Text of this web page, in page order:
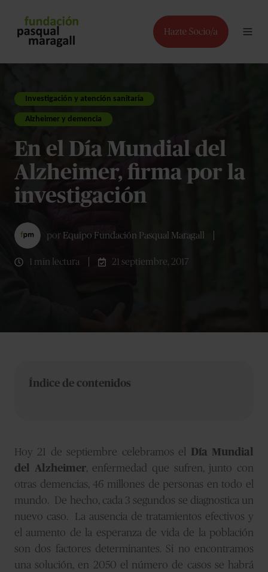
Investigación y atención sanitaria
Alzheimer y demencia
En el Día Mundial del
Alzheimer, firma por la
investigación
por Equipo Fundación Pasqual Maragall
1 min lectura 21 septiembre, 2017
Índice de contenidos
Hoy 21 de septiembre celebramos el
Día Mundial
del Alzheimer, enfermedad que sufren, junto con
otras demencias, 46 millones de personas en todo el
mundo.
De hecho, cada 3 segundos se diagnostica un
nuevo caso. La ausencia de tratamientos efectivos y
el aumento de la esperanza de vida de la población
son dos factores determinantes. Si no encontramos
una solución, en 2050 el número de casos se habrá